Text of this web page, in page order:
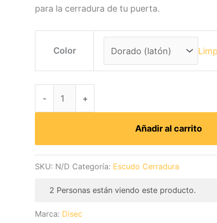
para la cerradura de tu puerta.
Color
-
LGS500
Escudo
Magnetico
cantidad
+
Añadir al carrito
SKU: N/D Categoría: Escudo Cerradura
2 Personas están viendo este producto.
Marca: Disec